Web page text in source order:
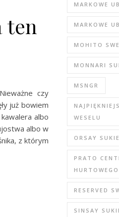
ten
czy
już bowiem
albo
albo w
z którym
MARKOWE
MARKOWE
MOHITO
MONNARI
MSNGR
WESELU
ORSAY
PRATO
HURTOWEGO
RESERVED
SINSAY